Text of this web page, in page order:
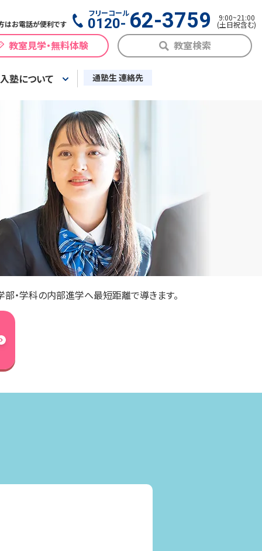
はお電話が便利です
フリーコール
0120- 62-3759 9:00~21:00
(土日祝含む)
教室見学・無料体験 教室検索
入塾について 通塾生 連絡先
・学科の内部進学へ最短距離で導きます。